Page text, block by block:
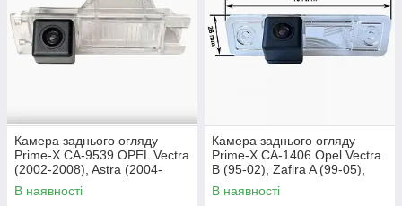
Камера заднього огляду
Prime-X CA-9539 OPEL Vectra
(2002-2008), Astra (2004-
н.ч.), Zafira B (2004-2014),
Insignia
В наявності
Камера заднього огляду
Prime-X CA-1406 Opel Vectra
B (95-02), Zafira A (99-05),
Combo (C) (01-11), Corsa (D)
В наявності